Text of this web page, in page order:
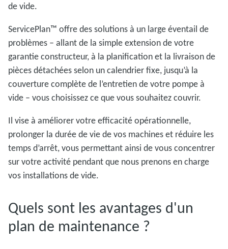
de vide.
ServicePlan™ offre des solutions à un large éventail de
problèmes – allant de la simple extension de votre
garantie constructeur, à la planification et la livraison de
pièces détachées selon un calendrier fixe, jusqu’à la
couverture complète de l’entretien de votre pompe à
vide – vous choisissez ce que vous souhaitez couvrir.
Il vise à améliorer votre efficacité opérationnelle,
prolonger la durée de vie de vos machines et réduire les
temps d’arrêt, vous permettant ainsi de vous concentrer
sur votre activité pendant que nous prenons en charge
vos installations de vide.
Quels sont les avantages d'un
plan de maintenance ?